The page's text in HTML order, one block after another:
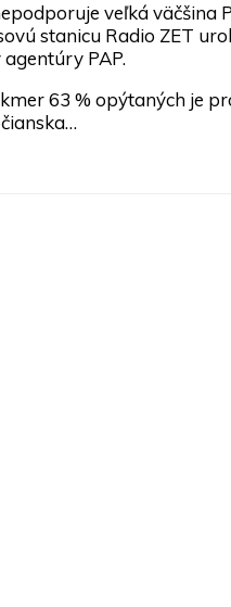
veľká väčšina
stanicu Radio ZET
PAP.
63 % opýtaných je